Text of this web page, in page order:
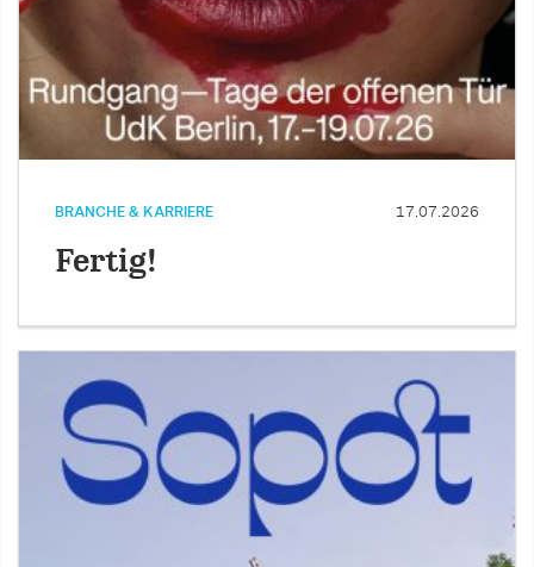
BRANCHE & KARRIERE 17.07.2026
Fertig!